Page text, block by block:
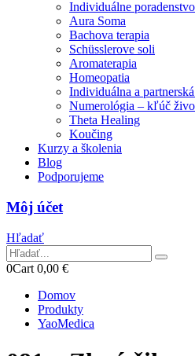
Individuálne poradenstvo
Aura Soma
Bachova terapia
Schüsslerove soli
Aromaterapia
Homeopatia
Individuálna a
Numerológia – kľúč
Theta Healing
Koučing
Kurzy a školenia
Blog
Podporujeme
Môj účet
Hľadať
0Cart 0,00 €
Domov
Produkty
YaoMedica